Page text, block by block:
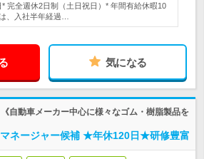
完全週休2日制（土日祝日）* 年間有給休暇10
、入社半年経過…
気になる
自動車メーカー中心に様々なゴム・樹脂製品を
ネージャー候補 ★年休120日★研修豊富